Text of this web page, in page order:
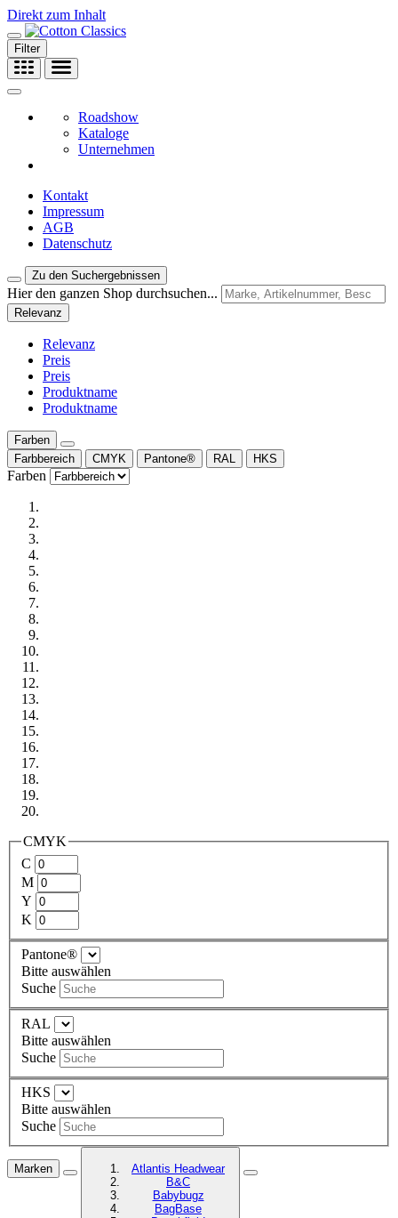
Direkt zum Inhalt
Filter
Roadshow
Kataloge
Unternehmen
Kontakt
Impressum
AGB
Datenschutz
Zu den Suchergebnissen
Hier den ganzen Shop durchsuchen...
Relevanz
Relevanz
Preis
Preis
Produktname
Produktname
Farben
Farbbereich
CMYK Pantone® RAL HKS
Farben
CMYK
C
M
Y
K
Pantone®
Bitte auswählen
Suche
RAL
Bitte auswählen
Suche
HKS
Bitte auswählen
Suche
Marken
Atlantis Headwear
B&C
Babybugz
BagBase